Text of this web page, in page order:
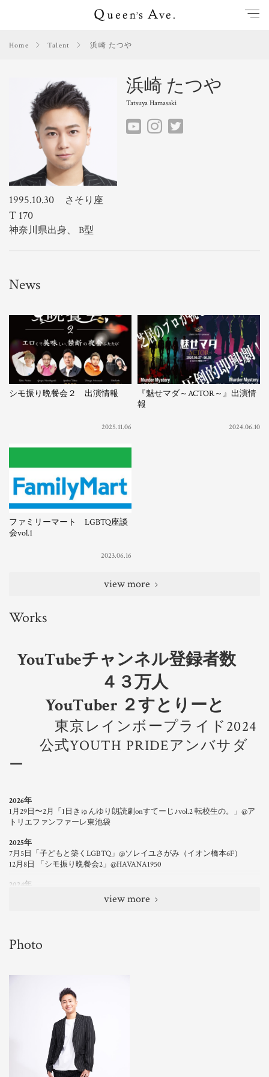
Home Talent 浜崎 たつや
浜崎 たつや
Tatsuya Hamasaki
1995.10.30 さそり座
T 170
神奈川県出身、 B型
News
シモ振り晩餐会２ 出演情報
2025.11.06
『魅せマダ～ACTOR～』出演情
報
2024.06.10
ファミリーマート LGBTQ座談
会vol.1
2023.06.16
view more
Works
YouTubeチャンネル登録者数
４３万人
YouTuber ２すとりーと
東京レインボープライド2024
公式YOUTH PRIDEアンバサダ
ー
2026年
1月29日〜2月「1日きゅんゆり朗読劇onすてーじ♪vol.2転校生の。」@ア
トリエファンファーレ東池袋
2025年
7月5日「子どもと築くLGBTQ」@ソレイユさがみ（イオン橋本6F）
12月8日 「シモ振り晩餐会2」@HAVANA1950
2024年
4月19日〜21日東京レインボープライド 公式YOUTH PRIDEアンバサダ
2023年
9月4日 ドラマプレミア23「やわ男とカタ子」５話
2月25日 AbemaTV「声優と夜あそびウォーカーズ【下野紘×内田真礼】
8月26日 ２すとりーと主催ゲイオンリーイベント「Gala vol.2」
@AiSOTOPE LOUNGE
8月20日 AbemaTV「声優と夜遊び28時間テレビ大感謝祭」
4月23日 AbemaTV「声優と夜あそびウォーカーズ【下野紘×内田真
view more
Photo